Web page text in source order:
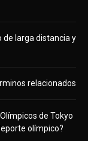
de larga distancia y
relacionados
de Tokyo
olímpico?